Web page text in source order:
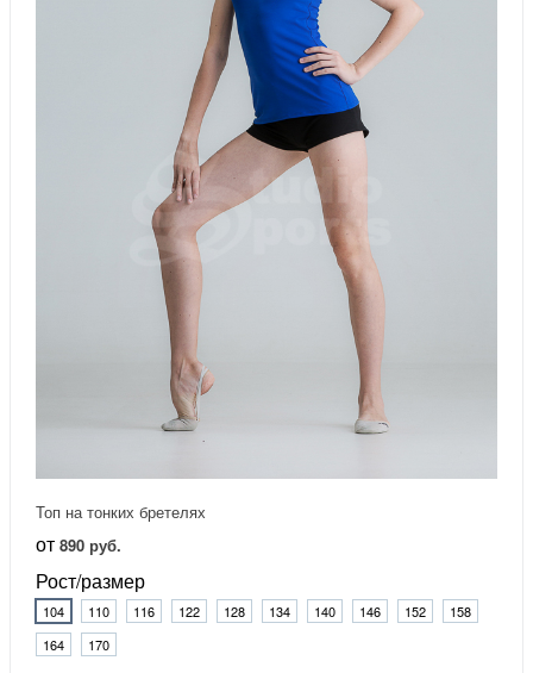
Топ на тонких бретелях
от 890 руб.
Рост/размер
104 110 116 122 128 134 140 146 152
158
164
170